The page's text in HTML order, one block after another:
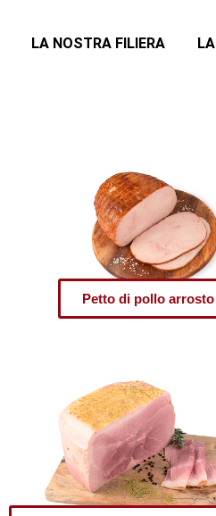
LA NOSTRA FILIERA
Petto di pollo arrosto